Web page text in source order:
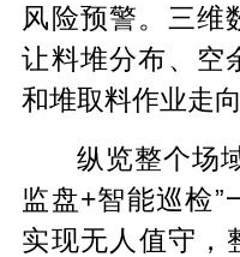
风险预警。三维
让料堆分布、空
和堆取料作业走
纵览整个场
监盘+智能巡检”
实现无人值守，